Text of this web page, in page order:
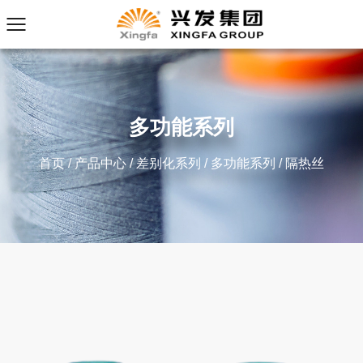
多功能系列
首页/产品中心 /差别化系列 / 多功能系列 / 隔热丝